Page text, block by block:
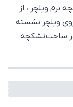
ویلچر ، از
ویلچر نشسته
ساخت تشکچه
نشستن شخص بر
آمدن به پوست ،